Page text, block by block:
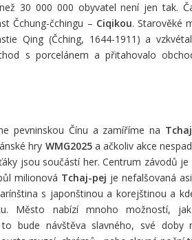
30 000 000 obyvatel není jen tak.
Čchung-čchingu – Ciqikou. Starověké
Qing (Čching, 1644-1911) a
s porcelánem a přitahovalo
pevninskou Čínu a zamíříme na
hry WMG2025a ačkoliv akce
jsou součástí her. Centrum závodů
milionová Tchaj-pej je nefalšovaná
s japonštinou a korejštinou a
Město nabízí mnoho možností,
bude návštěva slavného, své doby